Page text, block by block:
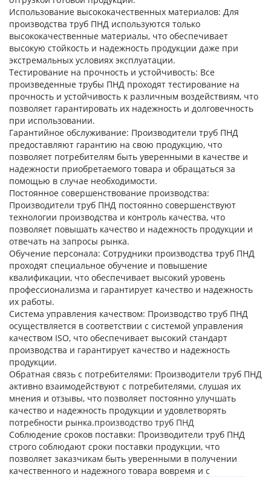
Использование высококачественных материалов: Для
производства труб ПНД используются только
высококачественные материалы, что обеспечивает
высокую стойкость и надежность продукции даже при
экстремальных условиях эксплуатации.
Тестирование на прочность и устойчивость: Все
произведенные трубы ПНД проходят тестирование на
прочность и устойчивость к различным воздействиям, что
позволяет гарантировать их надежность и долговечность
при использовании.
Гарантийное обслуживание: Производители труб ПНД
предоставляют гарантию на свою продукцию, что
позволяет потребителям быть уверенными в качестве и
надежности приобретаемого товара и обращаться за
помощью в случае необходимости.
Постоянное совершенствование производства:
Производители труб ПНД постоянно совершенствуют
технологии производства и контроль качества, что
позволяет повышать качество и надежность продукции и
отвечать на запросы рынка.
Обучение персонала: Сотрудники производства труб ПНД
проходят специальное обучение и повышение
квалификации, что обеспечивает высокий уровень
профессионализма и гарантирует качество и надежность
их работы.
Система управления качеством: Производство труб ПНД
осуществляется в соответствии с системой управления
качеством ISO, что обеспечивает высокий стандарт
производства и гарантирует качество и надежность
продукции.
Обратная связь с потребителями: Производители труб ПНД
активно взаимодействуют с потребителями, слушая их
мнения и отзывы, что позволяет постоянно улучшать
качество и надежность продукции и удовлетворять
потребности рынка.производство труб ПНД
Соблюдение сроков поставки: Производители труб ПНД
строго соблюдают сроки поставки продукции, что
позволяет заказчикам быть уверенными в получении
качественного и надежного товара вовремя и с